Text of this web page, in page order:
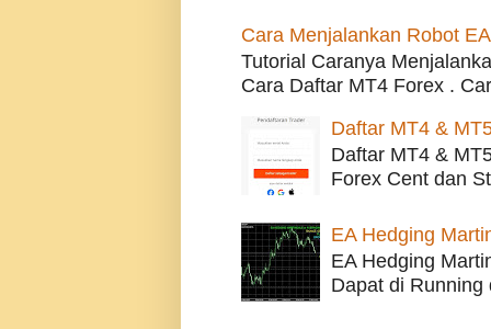
Cara Menjalankan Robot
Tutorial Caranya
Cara Daftar MT4 Forex .
Daftar MT4 &
Daftar MT4 &
Forex Cent dan
EA Hedging
EA Hedging
Dapat di Running